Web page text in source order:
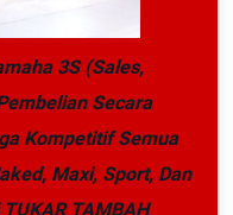
3S (Sales,
Secara
Kompetitif Semua
Maxi, Sport, Dan
TAMBAH